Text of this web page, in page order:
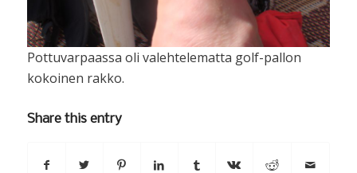
Pottuvarpaassa oli valehtelematta golf-pallon
kokoinen rakko.
Share this entry